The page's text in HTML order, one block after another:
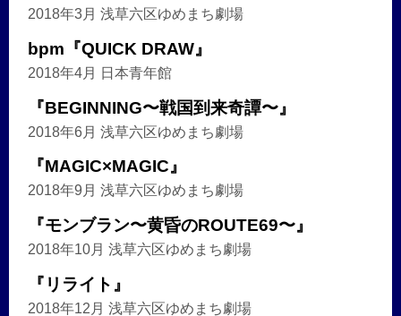
2018年3月 浅草六区ゆめまち劇場
bpm『QUICK DRAW』
2018年4月 日本青年館
『BEGINNING〜戦国到来奇譚〜』
2018年6月 浅草六区ゆめまち劇場
『MAGIC×MAGIC』
2018年9月 浅草六区ゆめまち劇場
『モンブラン〜黄昏のROUTE69〜』
2018年10月 浅草六区ゆめまち劇場
『リライト』
2018年12月 浅草六区ゆめまち劇場